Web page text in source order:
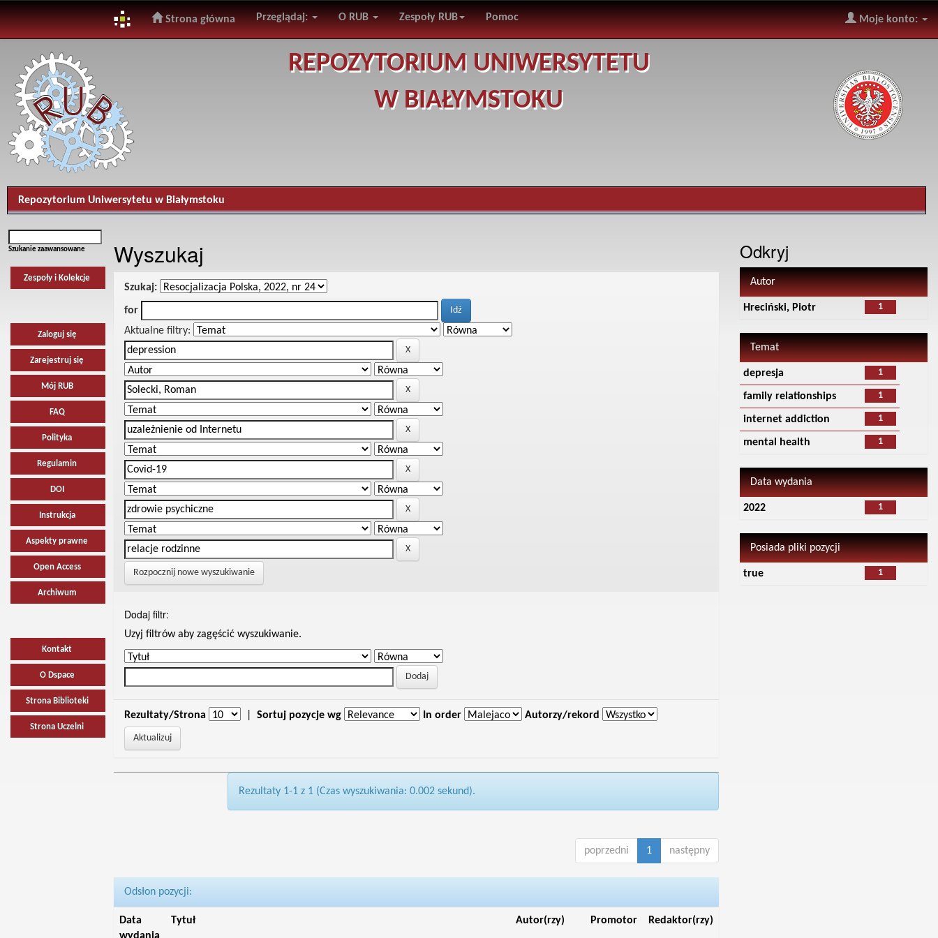
navigation
Strona główna Przeglądaj: O RUB Zespoły RUB Pomoc Moje konto:
REPOZYTORIUM UNIWERSYTETU
W BIAŁYMSTOKU
Repozytorium Uniwersytetu w Białymstoku
Szukanie zaawansowane
Zespoły i Kolekcje
Zaloguj się
Zarejestruj się
Mój RUB
FAQ
Polityka
Regulamin
DOI
Instrukcja
Aspekty prawne
Open Access
Archiwum
Kontakt
O Dspace
Strona Biblioteki
Strona Uczelni
Wyszukaj
Szukaj:
for
Aktualne filtry:
Rozpocznij nowe wyszukiwanie
Dodaj filtr:
Uzyj filtrów aby zagęścić wyszukiwanie.
Rezultaty/Strona Sortuj pozycje wg In order Autorzy/rekord
Rezultaty 1-1 z 1 (Czas wyszukiwania: 0.002 sekund).
poprzedni 1 następny
Odsłon pozycji:
Data
Tytuł Autor(rzy) Promotor Redaktor(rzy)
Odkryj
Autor
1
Hreciński, Piotr
Temat
1
depresja
1
family relationships
1
internet addiction
1
mental health
Data wydania
1
2022
Posiada pliki pozycji
1
true